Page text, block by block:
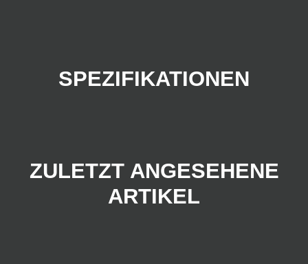
SPEZIFIKATIONEN
ZULETZT ANGESEHENE
ARTIKEL